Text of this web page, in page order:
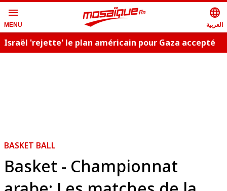
menu
MENU
language
العربية
Israël 'rejette' le plan américain pour Gaza accepté
BASKET BALL
Basket - Championnat